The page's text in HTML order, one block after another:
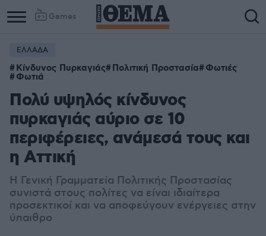
Games
ΕΛΛΑΔΑ
Κίνδυνος Πυρκαγιάς Πολιτική Προστασία Φωτιές
Φωτιά
Πολύ υψηλός κίνδυνος
πυρκαγιάς αύριο σε 10
περιφέρειες, ανάμεσά τους και
η Αττική
Η Γενική Γραμματεία Πολιτικής Προστασίας
συνιστά στους πολίτες να είναι ιδιαίτερα
προσεκτικοί και να αποφεύγουν ενέργειες στην
ύπαιθρο